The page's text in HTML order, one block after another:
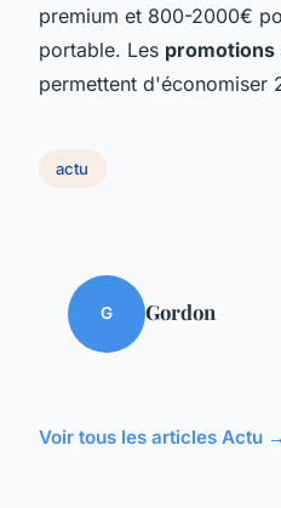
premium et 800-2000€
portable. Les promotions
permettent d'économiser
actu
G Gordon
Voir tous les articles Actu →